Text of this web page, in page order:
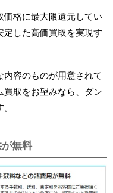
価格に最大限還元してい
定した高価買取を実現す
内容のものが用意されて
買取をお望みなら、ダン
無料